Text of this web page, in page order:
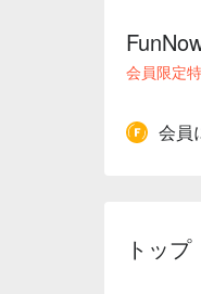
会員限定
会員
トップ